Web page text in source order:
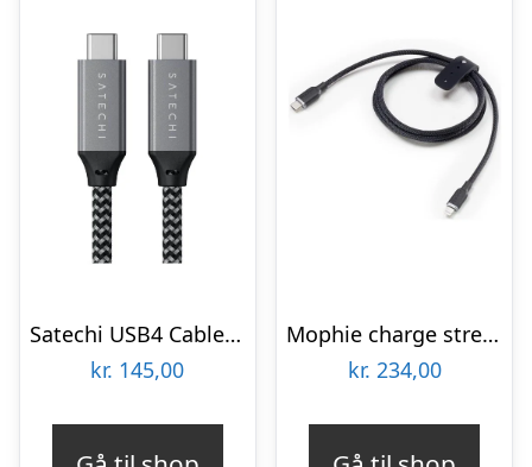
Satechi USB4 Cable – 25cm
kr. 145,00
Mophie charge stream Lightning cable – 3 m
kr. 234,00